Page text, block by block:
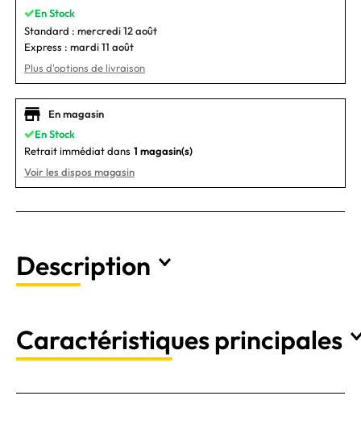
En Stock
Standard : mercredi 12 août
Express : mardi 11 août
Plus d'options de livraison
En magasin
En Stock
Retrait immédiat dans 1 magasin(s)
Voir les dispos magasin
Description
Caractéristiques principales